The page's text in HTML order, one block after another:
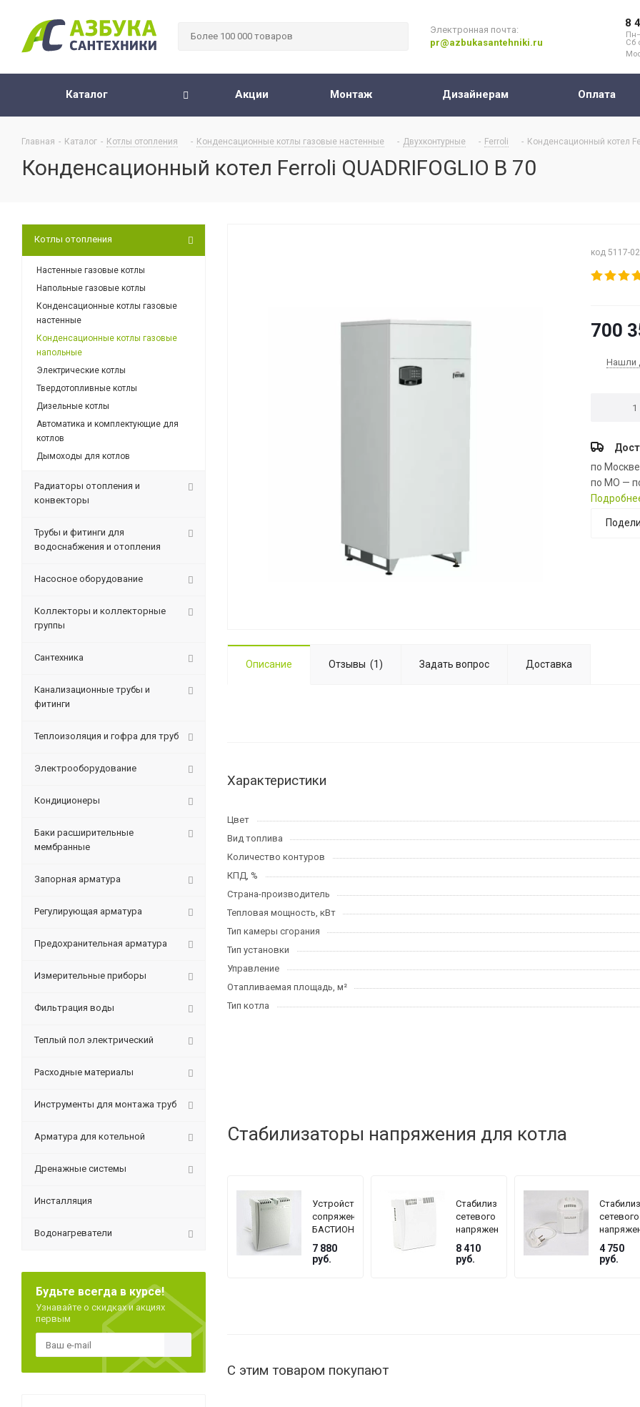
Электронная почта:
pr@azbukasantehniki.ru
8
Сб
Каталог Акции Монтаж Дизайнерам Оплата
Главная - Каталог - Котлы отопления - Конденсационные котлы газовые настенные - Двухконтурные - Ferroli - Конденсационный котел
Конденсационный котел Ferroli QUADRIFOGLIO B 70
код 5117-
700
Нашли
по
по МО —
Описание Отзывы (1) Задать вопрос Доставка
Характеристики
Цвет
Вид топлива
Количество контуров
КПД, %
Страна-производитель
Тепловая мощность, кВт
Тип камеры сгорания
Тип установки
Управление
Отапливаемая площадь, м²
Тип котла
Стабилизаторы напряжения для котла
Устройство
сопряжения
БАСТИОН
TEPLOCOM
GF
7 880
руб.
Стабилизатор
сетевого
напряжения
TEPLOCOM
БАСТИОН
ST-1515
8 410
руб.
сетевого
TEPLOCOM
БАСТИОН
ST
4 750
руб.
С этим товаром покупают
Котлы отопления
Настенные газовые котлы
Напольные газовые котлы
Конденсационные котлы газовые
настенные
Конденсационные котлы газовые
напольные
Электрические котлы
Твердотопливные котлы
Дизельные котлы
Автоматика и комплектующие для
котлов
Дымоходы для котлов
Радиаторы отопления и
конвекторы
Трубы и фитинги для
водоснабжения и отопления
Насосное оборудование
Коллекторы и коллекторные
группы
Сантехника
Канализационные трубы и
фитинги
Теплоизоляция и гофра для труб
Электрооборудование
Кондиционеры
Баки расширительные
мембранные
Запорная арматура
Регулирующая арматура
Предохранительная арматура
Измерительные приборы
Фильтрация воды
Теплый пол электрический
Расходные материалы
Инструменты для монтажа труб
Арматура для котельной
Дренажные системы
Инсталляция
Водонагреватели
Будьте всегда в курсе!
Узнавайте о скидках и акциях
первым